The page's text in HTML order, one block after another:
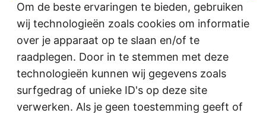
Om de beste ervaringen te bieden, gebruiken
wij technologieën zoals cookies om informatie
over je apparaat op te slaan en/of te
raadplegen. Door in te stemmen met deze
technologieën kunnen wij gegevens zoals
surfgedrag of unieke ID's op deze site
verwerken. Als je geen toestemming geeft of